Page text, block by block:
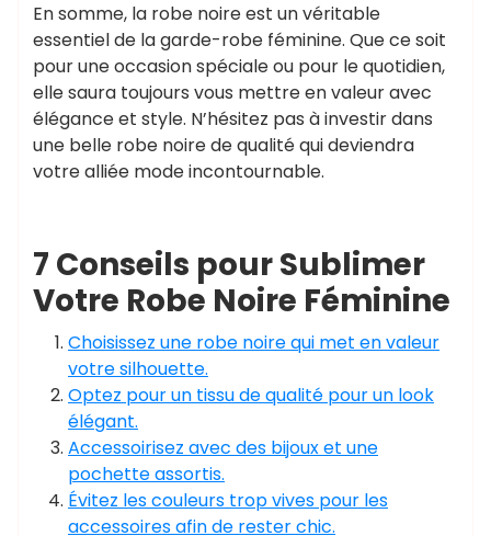
En somme, la robe noire est un véritable
essentiel de la garde-robe féminine. Que ce soit
pour une occasion spéciale ou pour le quotidien,
elle saura toujours vous mettre en valeur avec
élégance et style. N’hésitez pas à investir dans
une belle robe noire de qualité qui deviendra
votre alliée mode incontournable.
7 Conseils pour Sublimer
Votre Robe Noire Féminine
Choisissez une robe noire qui met en valeur
votre silhouette.
Optez pour un tissu de qualité pour un look
élégant.
Accessoirisez avec des bijoux et une
pochette assortis.
Évitez les couleurs trop vives pour les
accessoires afin de rester chic.